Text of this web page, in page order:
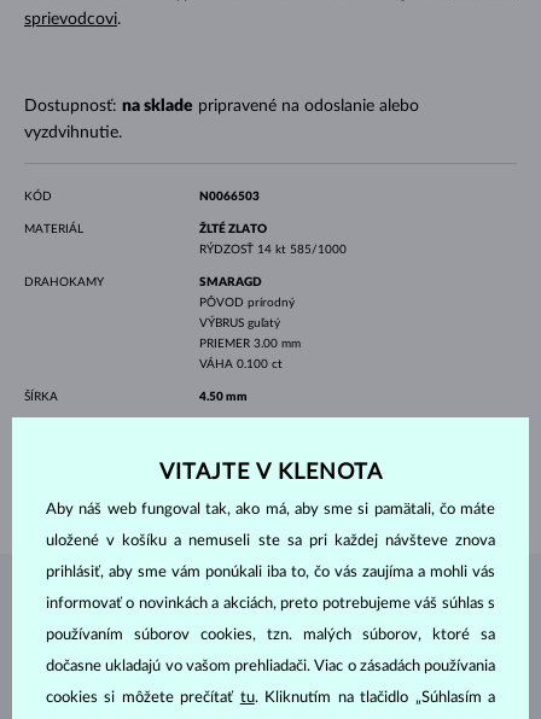
sprievodcovi.
Dostupnosť: na sklade pripravené na odoslanie alebo
vyzdvihnutie.
KÓD N0066503
MATERIÁL
ŽLTÉ ZLATO
RÝDZOSŤ 14 kt 585/1000
DRAHOKAMY
SMARAGD
PÔVOD prírodný
VÝBRUS guľatý
PRIEMER 3.00 mm
VÁHA 0.100 ct
ŠÍRKA 4.50 mm
420.00 mm
ŠPERKY ZATELIÉRU KLENOTA
VITAJTE V KLENOTA
Aby náš web fungoval tak, ako má, aby sme si pamätali, čo máte
uložené v košíku a nemuseli ste sa pri každej návšteve znova
prihlásiť, aby sme vám ponúkali iba to, čo vás zaujíma a mohli vás
informovať o novinkách a akciách, preto potrebujeme váš súhlas s
používaním súborov cookies, tzn. malých súborov, ktoré sa
dočasne ukladajú vo vašom prehliadači. Viac o zásadách používania
cookies si môžete prečítať tu. Kliknutím na tlačidlo „Súhlasím a